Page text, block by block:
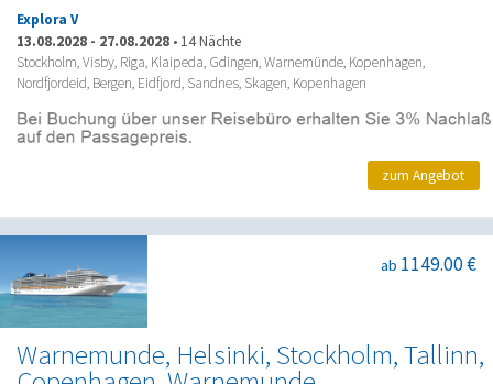
Explora V
13.08.2028 - 27.08.2028 • 14 Nächte
Stockholm, Visby, Riga, Klaipeda, Gdingen, Warnemünde, Kopenhagen,
Nordfjordeid, Bergen, Eidfjord, Sandnes, Skagen, Kopenhagen
zum Angebot
Warnemunde, Helsinki, Stockholm, Tallinn,
ab 1149.00 €